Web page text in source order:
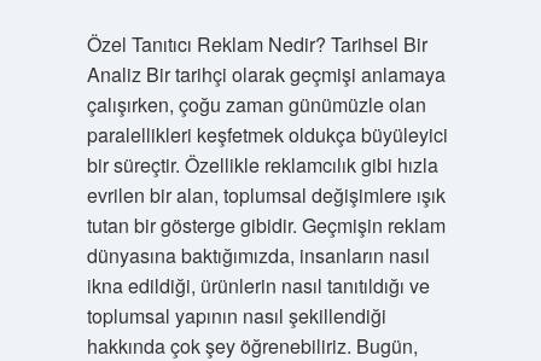
Özel Tanıtıcı Reklam Nedir? Tarihsel Bir
Analiz Bir tarihçi olarak geçmişi anlamaya
çalışırken, çoğu zaman günümüzle olan
paralellikleri keşfetmek oldukça büyüleyici
bir süreçtir. Özellikle reklamcılık gibi hızla
evrilen bir alan, toplumsal değişimlere ışık
tutan bir gösterge gibidir. Geçmişin reklam
dünyasına baktığımızda, insanların nasıl
ikna edildiği, ürünlerin nasıl tanıtıldığı ve
toplumsal yapının nasıl şekillendiği
hakkında çok şey öğrenebiliriz. Bugün,